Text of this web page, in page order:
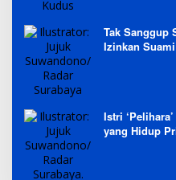
Tak Sanggup
Izinkan
Istri
yang Hidup